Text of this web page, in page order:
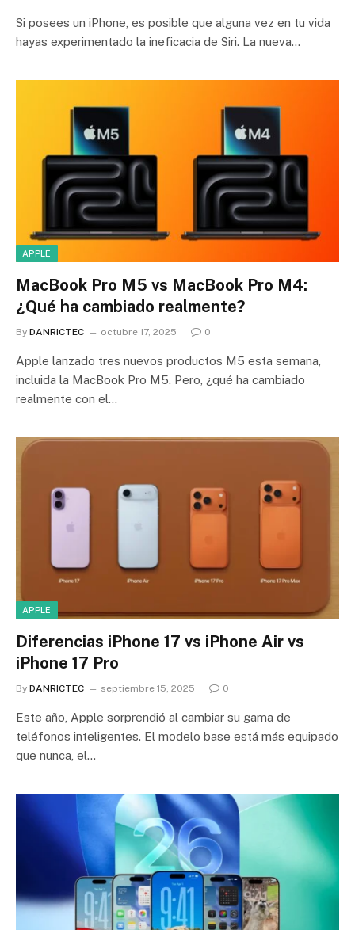
Si posees un iPhone, es posible que alguna vez en tu vida
hayas experimentado la ineficacia de Siri. La nueva…
APPLE
MacBook Pro M5 vs MacBook Pro M4:
¿Qué ha cambiado realmente?
By DANRICTEC octubre 17, 2025 0
Apple lanzado tres nuevos productos M5 esta semana,
incluida la MacBook Pro M5. Pero, ¿qué ha cambiado
realmente con el…
APPLE
Diferencias iPhone 17 vs iPhone Air vs
iPhone 17 Pro
By DANRICTEC septiembre 15, 2025 0
Este año, Apple sorprendió al cambiar su gama de
teléfonos inteligentes. El modelo base está más equipado
que nunca, el…